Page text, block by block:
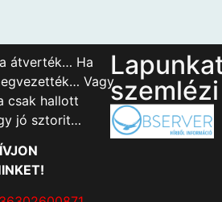
átverték… Ha
Vagy
csak hallott
jó sztorit…
szemlézi